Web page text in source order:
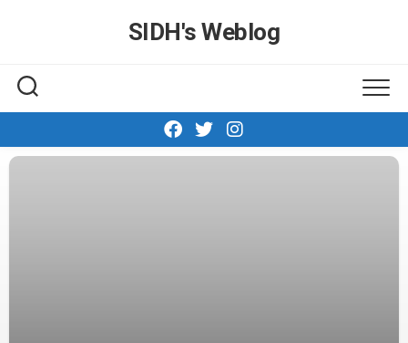
SIDH′s Weblog